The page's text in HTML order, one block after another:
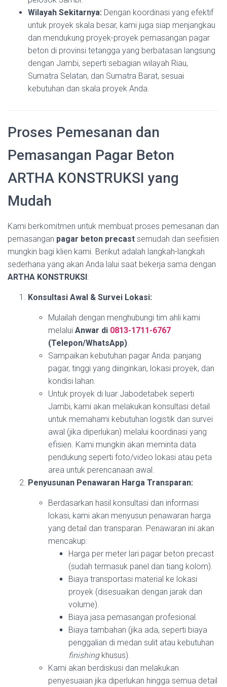
Wilayah Sekitarnya: Dengan koordinasi yang efektif
untuk proyek skala besar, kami juga siap menjangkau
dan mendukung proyek-proyek pemasangan pagar
beton di provinsi tetangga yang berbatasan langsung
dengan Jambi, seperti sebagian wilayah Riau,
Sumatra Selatan, dan Sumatra Barat, sesuai
kebutuhan dan skala proyek Anda.
Proses Pemesanan dan
Pemasangan Pagar Beton
ARTHA KONSTRUKSI yang
Mudah
Kami berkomitmen untuk membuat proses pemesanan dan
pemasangan pagar beton precast semudah dan seefisien
mungkin bagi klien kami. Berikut adalah langkah-langkah
sederhana yang akan Anda lalui saat bekerja sama dengan
ARTHA KONSTRUKSI:
Konsultasi Awal & Survei Lokasi:
Mulailah dengan menghubungi tim ahli kami
melalui Anwar di 0813-1711-6767
(Telepon/WhatsApp)
Sampaikan kebutuhan pagar Anda: panjang
pagar, tinggi yang diinginkan, lokasi proyek, dan
kondisi lahan.
Untuk proyek di luar Jabodetabek seperti
Jambi, kami akan melakukan konsultasi detail
untuk memahami kebutuhan logistik dan survei
awal (jika diperlukan) melalui koordinasi yang
efisien. Kami mungkin akan meminta data
pendukung seperti foto/video lokasi atau peta
area untuk perencanaan awal.
Penyusunan Penawaran Harga Transparan:
Berdasarkan hasil konsultasi dan informasi
lokasi, kami akan menyusun penawaran harga
yang detail dan transparan. Penawaran ini akan
mencakup:
Harga per meter lari pagar beton precast
(sudah termasuk panel dan tiang kolom).
Biaya transportasi material ke lokasi
proyek (disesuaikan dengan jarak dan
volume).
Biaya jasa pemasangan profesional.
Biaya tambahan (jika ada, seperti biaya
penggalian di medan sulit atau kebutuhan
finishingkhusus).
Kami akan berdiskusi dan melakukan
penyesuaian jika diperlukan hingga semua detail